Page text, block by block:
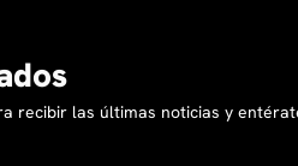
recibir las últimas noticias y